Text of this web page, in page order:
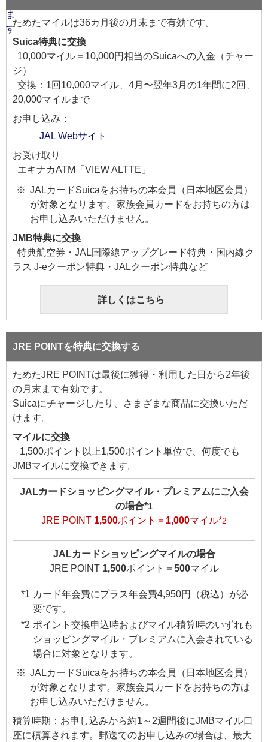
ためたマイルは36カ月後の月末まで有効です。
Suica特典に交換
10,000マイル＝10,000円相当のSuicaへの入金（チャー
ジ）
交換：1回10,000マイル、4月〜翌年3月の1年間に2回、
20,000マイルまで
お申し込み：
JAL Webサイト
お受け取り
エキナカATM「VIEW ALTTE」
JALカードSuicaをお持ちの本会員（日本地区会員）
が対象となります。家族会員カードをお持ちの方は
お申し込みいただけません。
JMB特典に交換
特典航空券・JAL国際線アップグレード特典・国内線ク
ラス J-eクーポン特典・JALクーポン特典など
詳しくはこちら
JRE POINTを特典に交換する
ためたJRE POINTは最後に獲得・利用した日から2年後
の月末まで有効です。
Suicaにチャージしたり、さまざまな商品に交換いただ
けます。
マイルに交換
1,500ポイント以上1,500ポイント単位で、何度でも
JMBマイルに交換できます。
JALカードショッピングマイル・プレミアムにご入会
の場合*1
JRE POINT 1,500ポイント＝ 1,000マイル*2
JALカードショッピングマイルの場合
JRE POINT 1,500ポイント＝ 500マイル
カード年会費にプラス年会費4,950円（税込）が必
要です。
ポイント交換申込時およびマイル積算時のいずれも
ショッピングマイル・プレミアムに入会されている
場合に対象となります。
JALカードSuicaをお持ちの本会員（日本地区会員）
が対象となります。家族会員カードをお持ちの方は
お申し込みいただけません。
積算時期：お申し込みから約1～2週間後にJMBマイル口
座に積算されます。郵送でのお申し込みの場合は、最大